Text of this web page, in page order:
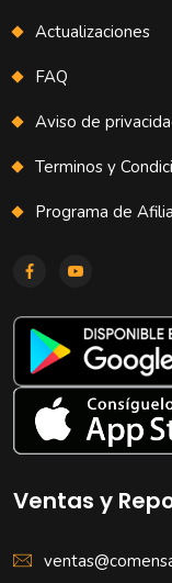
Actualizaciones
FAQ
Aviso de
Terminos y
Programa de
Ventas y